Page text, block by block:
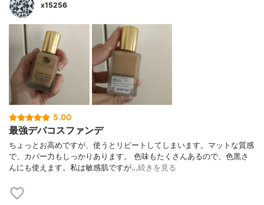
x15256
5.00
最強デパコスファンデ
ちょっとお高めですが、使うとリピートしてしまいます。マットな質感
で、カバー力もしっかりあります。 色味もたくさんあるので、色黒さ
んにも使えます。私は敏感肌ですが…続きを見る